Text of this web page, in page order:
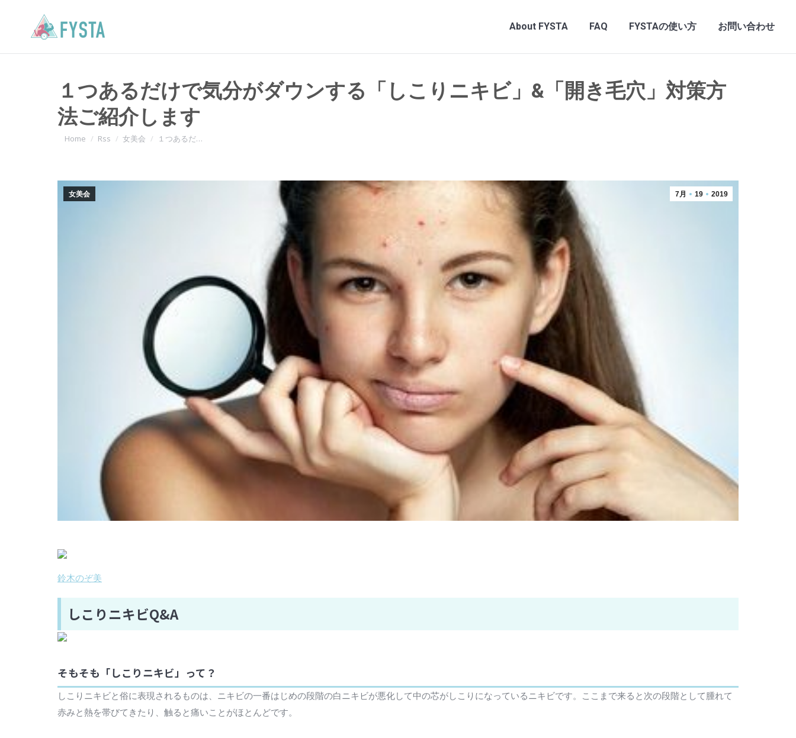
About FYSTA FAQ FYSTAの使い方 お問い合わせ
１つあるだけで気分がダウンする「しこりニキビ」&「開き毛穴」対策方
法ご紹介します
You are here:
Home Rss 女美会 １つあるだ…
7月 19 2019
女美会
鈴木のぞ美
しこりニキビQ&A
そもそも「しこりニキビ」って？
しこりニキビと俗に表現されるものは、ニキビの一番はじめの段階の白ニキビが悪化して中の芯がしこりになっているニキビです。ここまで来ると次の段階として腫れて
赤みと熱を帯びてきたり、触ると痛いことがほとんどです。